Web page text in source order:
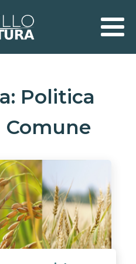
Politica